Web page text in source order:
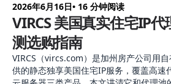
2026年6月16日• 16 分钟阅读
VIRCS 美国真实住宅IP代
测选购指南
VIRCS（vircs.com）是加州房产公司用
供的静态独享美国住宅IP服务，覆盖高速